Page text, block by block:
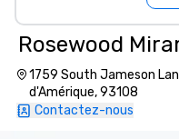
Rosewood
1759 South Jameson
d'Amérique, 93108
Contactez-nous